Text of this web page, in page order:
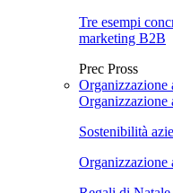
Tre esempi
marketing B2B
Prec Pross
Organizzazione
Organizzazione
Sostenibilità
Organizzazione